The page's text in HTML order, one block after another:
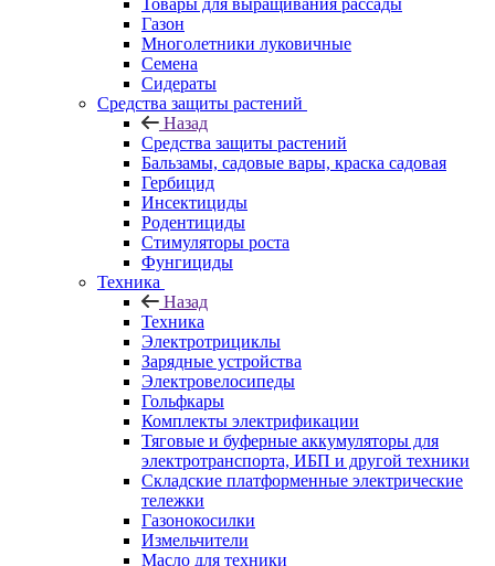
Газон
Многолетники луковичные
Семена
Сидераты
Средства защиты растений
Назад
Средства защиты растений
Бальзамы, садовые вары, краска садовая
Гербицид
Инсектициды
Родентициды
Стимуляторы роста
Фунгициды
Техника
Назад
Техника
Электротрициклы
Зарядные устройства
Электровелосипеды
Гольфкары
Комплекты электрификации
Тяговые и буферные аккумуляторы для
электротранспорта, ИБП и другой техники
Складские платформенные электрические
тележки
Газонокосилки
Измельчители
Масло для техники